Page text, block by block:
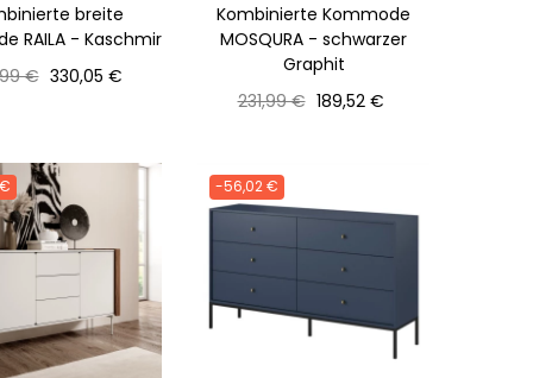
breite
RAILA - Kaschmir
€ Preis
330,05 €
Kombinierte Kommode
MOSQURA - schwarzer
Graphit
Normaler
231,99 € Preis
189,52 €
-56,02 €